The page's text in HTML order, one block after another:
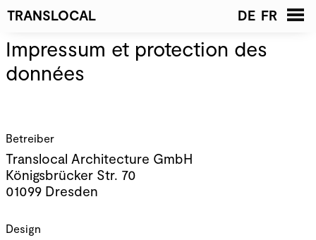
TRANSLOCAL DE FR
Accueil Nouvelles
Projets
Architectes
Associés
Équipe
Impressum et protection des
données
Betreiber
Translocal Architecture GmbH
Königsbrücker Str. 70
01099 Dresden
Design